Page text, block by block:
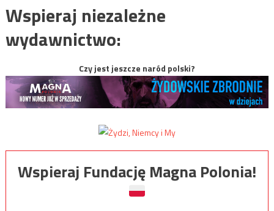
Wspieraj niezależne
wydawnictwo:
Czy jest jeszcze naród polski?
Wspieraj Fundację Magna Polonia!